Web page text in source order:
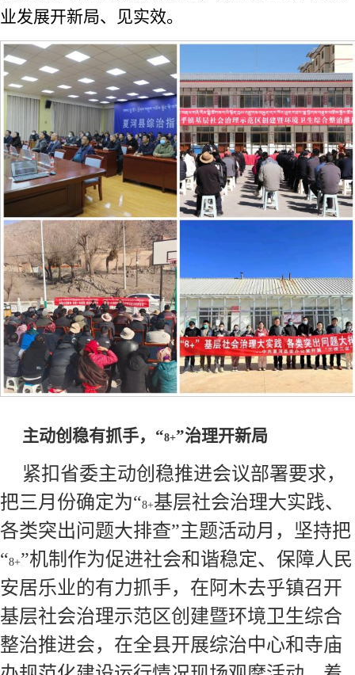
业发展开新局、见实效。
主动创稳有抓手，“8+”治理开新局
紧扣省委主动创稳推进会议部署要求，
把三月份确定为“8+基层社会治理大实践、
各类突出问题大排查”主题活动月，坚持把
“8+”机制作为促进社会和谐稳定、保障人民
安居乐业的有力抓手，在阿木去乎镇召开
基层社会治理示范区创建暨环境卫生综合
整治推进会，在全县开展综治中心和寺庙